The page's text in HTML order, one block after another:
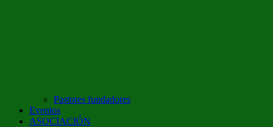
Pastores fundadores
Eventos
ASOCIACIÓN